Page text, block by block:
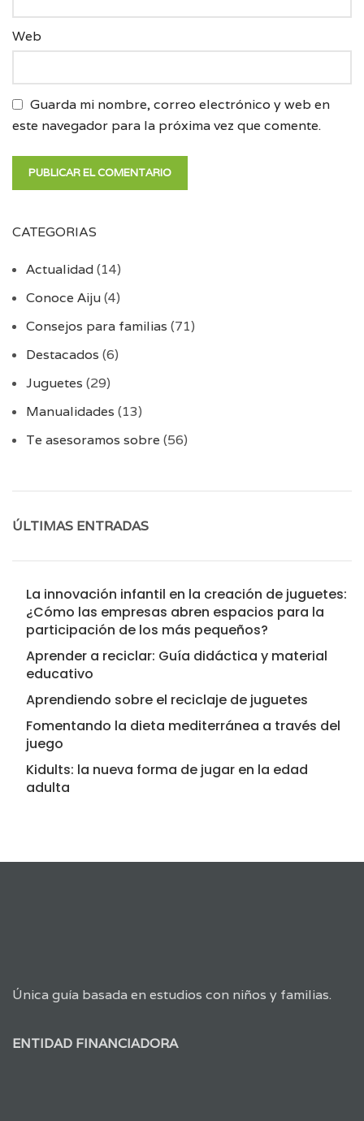
Web
Guarda mi nombre, correo electrónico y web en
este navegador para la próxima vez que comente.
CATEGORIAS
Actualidad(14)
Conoce Aiju(4)
Consejos para familias (71)
Destacados (6)
Juguetes (29)
Manualidades (13)
Te asesoramos sobre (56)
ÚLTIMAS ENTRADAS
La innovación infantil en la creación de juguetes:
¿Cómo las empresas abren espacios para la
participación de los más pequeños?
Aprender a reciclar: Guía didáctica y material
educativo
Aprendiendo sobre el reciclaje de juguetes
Fomentando la dieta mediterránea a través del
juego
Kidults: la nueva forma de jugar en la edad
adulta
Única guía basada en estudios con niños y familias.
ENTIDAD FINANCIADORA